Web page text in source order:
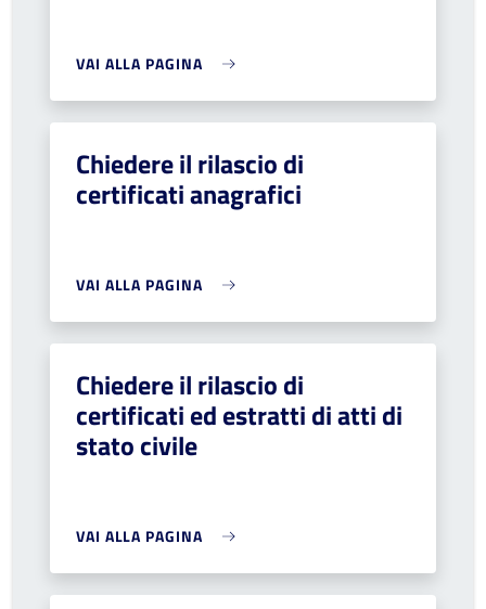
VAI ALLA PAGINA
Chiedere il rilascio di
certificati anagrafici
VAI ALLA PAGINA
Chiedere il rilascio di
certificati ed estratti di atti di
stato civile
VAI ALLA PAGINA